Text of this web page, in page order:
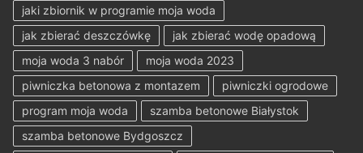
jaki zbiornik w programie moja woda
jak zbierać deszczówkę
jak zbierać wodę opadową
moja woda 3 nabór
moja woda 2023
piwniczka betonowa z montazem
piwniczki ogrodowe
program moja woda
szamba betonowe Białystok
szamba betonowe Bydgoszcz